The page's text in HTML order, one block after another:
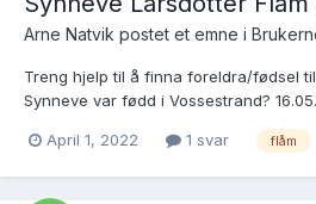
Arne Natvik postet et emne i
Treng hjelp til å finna foreldra/fødsel
Synneve var fødd i Vossestrand?
sokneprestembete, SAB/A-99937/H/
April 1, 2022 1 svar flåm